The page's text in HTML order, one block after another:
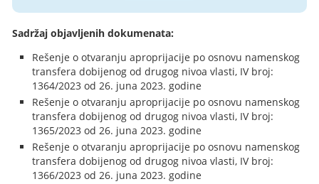
Sadržaj objavljenih dokumenata:
Rešenje o otvaranju aproprijacije po osnovu namenskog
transfera dobijenog od drugog nivoa vlasti, IV broj:
1364/2023 od 26. juna 2023. godine
Rešenje o otvaranju aproprijacije po osnovu namenskog
transfera dobijenog od drugog nivoa vlasti, IV broj:
1365/2023 od 26. juna 2023. godine
Rešenje o otvaranju aproprijacije po osnovu namenskog
transfera dobijenog od drugog nivoa vlasti, IV broj:
1366/2023 od 26. juna 2023. godine